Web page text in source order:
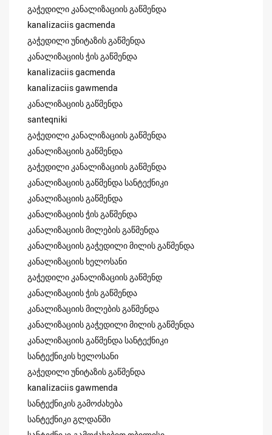
გაჭედილი კანალიზაციის გაწმენდა
kanalizaciis gacmenda
გაჭედილი უნიტაზის გაწმენდა
კანალიზაციის ჭის გაწმენდა
kanalizaciis gacmenda
kanalizaciis gawmenda
კანალიზაციის გაწმენდა
santeqniki
გაჭედილი კანალიზაციის გაწმენდა
კანალიზაციის გაწმენდა
გაჭედილი კანალიზაციის გაწმენდა
კანალიზაციის გაწმენდა სანტექნიკი
კანალიზაციის გაწმენდა
კანალიზაციის ჭის გაწმენდა
კანალიზაციის მილების გაწმენდა
კანალიზაციის გაჭედილი მილის გაწმენდა
კანალიზაციის ხელოსანი
გაჭედილი კანალიზაციის გაწმენდ
კანალიზაციის ჭის გაწმენდა
კანალიზაციის მილების გაწმენდა
კანალიზაციის გაჭედილი მილის გაწმენდა
კანალიზაციის გაწმენდა სანტექნიკი
სანტექნიკის ხელოსანი
გაჭედილი უნიტაზის გაწმენდა
kanalizaciis gawmenda
სანტექნიკის გამოძახება
სანტექნიკი გლდანში